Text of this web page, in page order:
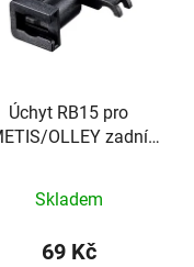
Úchyt RB15 pro
OLLEY zadní
Skladem
69 Kč